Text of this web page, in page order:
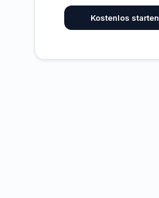
Kostenlos starten